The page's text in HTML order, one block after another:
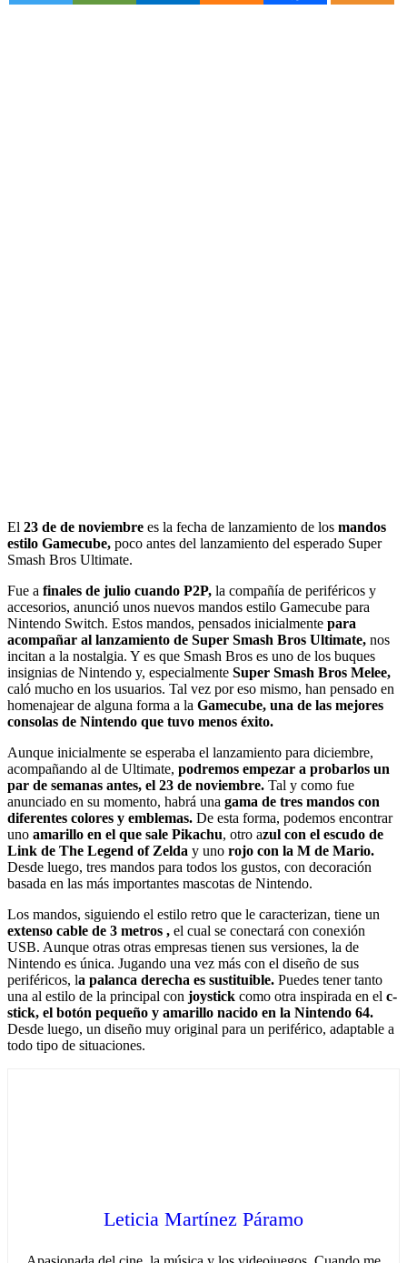
El 23 de de noviembre es la fecha de lanzamiento de los mandos
estilo Gamecube, poco antes del lanzamiento del esperado Super
Smash Bros Ultimate.
Fue a finales de julio cuando P2P, la compañía de periféricos y
accesorios, anunció unos nuevos mandos estilo Gamecube para
Nintendo Switch. Estos mandos, pensados inicialmente para
acompañar al lanzamiento de Super Smash Bros Ultimate, nos
incitan a la nostalgia. Y es que Smash Bros es uno de los buques
insignias de Nintendo y, especialmente Super Smash Bros Melee,
caló mucho en los usuarios. Tal vez por eso mismo, han pensado en
homenajear de alguna forma a la Gamecube, una de las mejores
consolas de Nintendo que tuvo menos éxito.
Aunque inicialmente se esperaba el lanzamiento para diciembre,
acompañando al de Ultimate, podremos empezar a probarlos un
par de semanas antes, el 23 de noviembre. Tal y como fue
anunciado en su momento, habrá una gama de tres mandos con
diferentes colores y emblemas. De esta forma, podemos encontrar
uno amarillo en el que sale Pikachu, otro azul con el escudo de
Link de The Legend of Zelda y uno rojo con la M de Mario.
Desde luego, tres mandos para todos los gustos, con decoración
basada en las más importantes mascotas de Nintendo.
Los mandos, siguiendo el estilo retro que le caracterizan, tiene un
extenso cable de 3 metros , el cual se conectará con conexión
USB. Aunque otras otras empresas tienen sus versiones, la de
Nintendo es única. Jugando una vez más con el diseño de sus
periféricos, la palanca derecha es sustituible. Puedes tener tanto
una al estilo de la principal con joystick como otra inspirada en el c-
stick, el botón pequeño y amarillo nacido en la Nintendo 64.
Desde luego, un diseño muy original para un periférico, adaptable a
todo tipo de situaciones.
Leticia Martínez Páramo